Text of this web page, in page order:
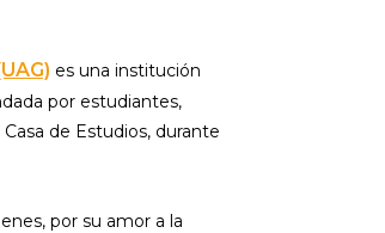
es una institución
por estudiantes,
de Estudios, durante
por su amor a la